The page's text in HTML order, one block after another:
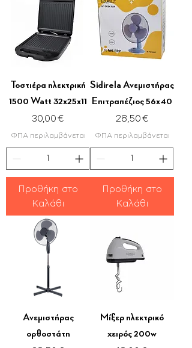
Τοστιέρα ηλεκτρική
1500 Watt 32x25x11
Τιμή
30,00 €
ΦΠΑ περιλαμβάνεται
Προθήκη στο
Καλάθι
Sidirela Ανεμιστήρας
Επιτραπέζιος 56x40
Τιμή
28,50 €
ΦΠΑ περιλαμβάνεται
Προθήκη στο
Καλάθι
Ανεμιστήρας
ορθοστάτη
Μίξερ ηλεκτρικό
χειρός 200w